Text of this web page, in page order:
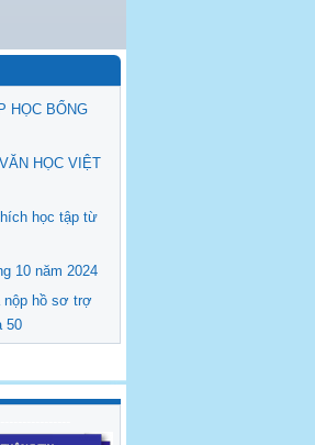
HỌC BỔNG
HỌC VIỆT
học tập từ
10 năm 2024
nộp hồ sơ trợ
50